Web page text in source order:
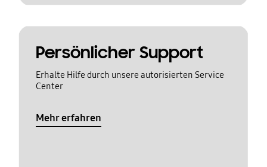
Persönlicher Support
Erhalte Hilfe durch unsere autorisierten Service
Center
Mehr erfahren